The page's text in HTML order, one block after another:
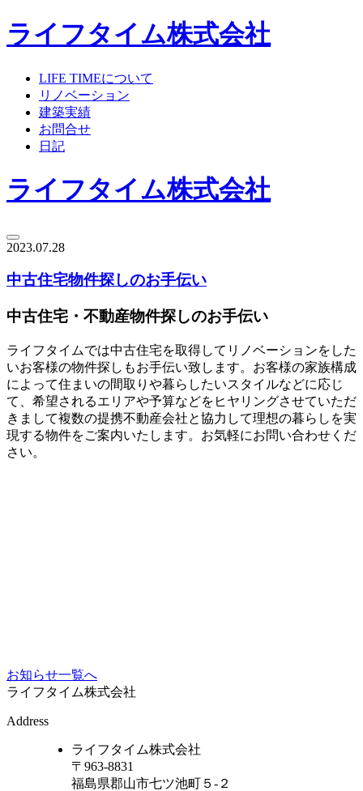
ライフタイム株式会社
LIFE TIMEについて
リノベーション
建築実績
お問合せ
日記
ライフタイム株式会社
2023.07.28
中古住宅物件探しのお手伝い
中古住宅・不動産物件探しのお手伝い
ライフタイムでは中古住宅を取得してリノベーションをした
いお客様の物件探しもお手伝い致します。お客様の家族構成
によって住まいの間取りや暮らしたいスタイルなどに応じ
て、希望されるエリアや予算などをヒヤリングさせていただ
きまして複数の提携不動産会社と協力して理想の暮らしを実
現する物件をご案内いたします。お気軽にお問い合わせくだ
さい。
お知らせ一覧へ
ライフタイム株式会社
Address
ライフタイム株式会社
〒963-8831
福島県郡山市七ツ池町５-２